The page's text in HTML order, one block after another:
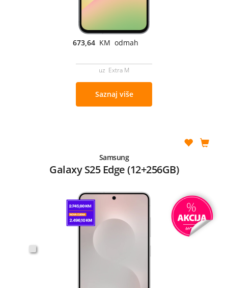
673,64 KM odmah
uz Extra M
Saznaj više
Samsung
Galaxy S25 Edge (12+256GB)